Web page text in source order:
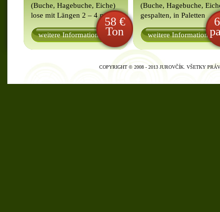
(Buche, Hagebuche, Eiche)
lose mit Längen 2 – 4 m58 €
Ton
weitere Informationen
(Buche, Hagebuche,
gespalten, in Paletten
weitere Informationen
COPYRIGHT © 2008 - 2013 JUROVČÍK. VŠETKY